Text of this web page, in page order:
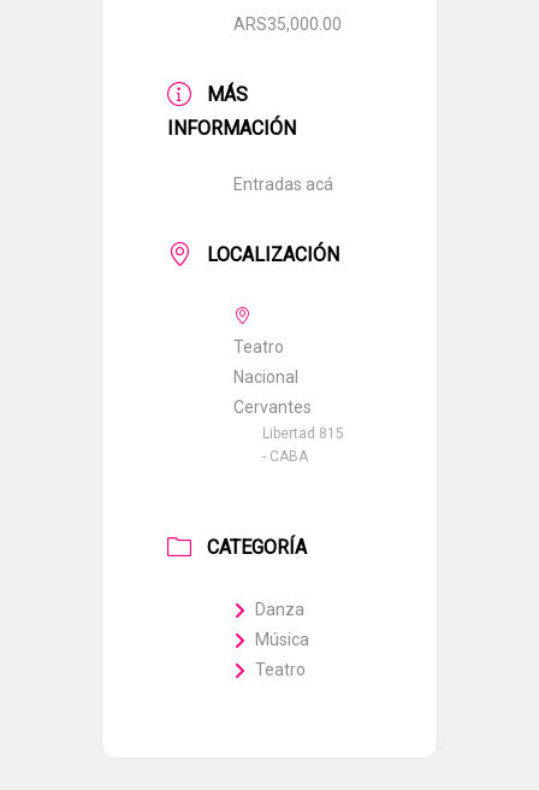
ARS35,000.00
MÁS
INFORMACIÓN
Entradas acá
LOCALIZACIÓN
Teatro
Nacional
Cervantes
Libertad 815
- CABA
CATEGORÍA
Danza
Música
Teatro